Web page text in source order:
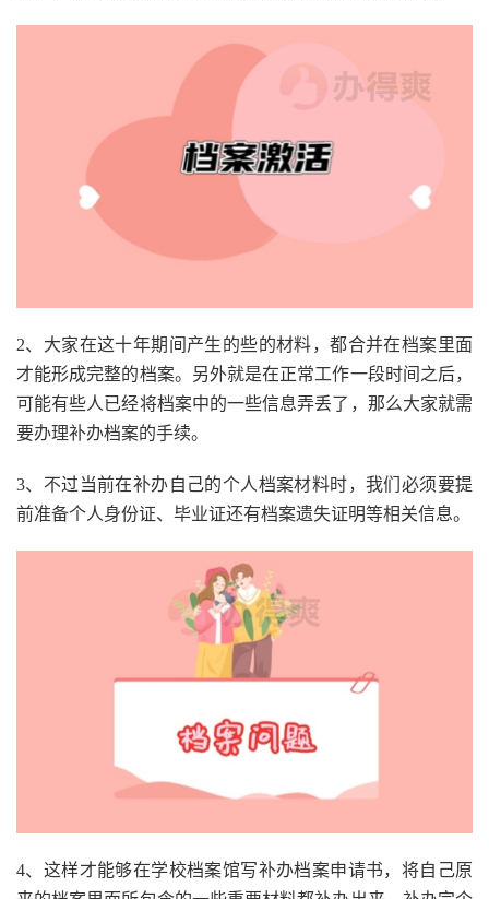
2、大家在这十年期间产生的些的材料，都合并在档案里面
才能形成完整的档案。另外就是在正常工作一段时间之后，
可能有些人已经将档案中的一些信息弄丢了，那么大家就需
要办理补办档案的手续。
3、不过当前在补办自己的个人档案材料时，我们必须要提
前准备个人身份证、毕业证还有档案遗失证明等相关信息。
4、这样才能够在学校档案馆写补办档案申请书，将自己原